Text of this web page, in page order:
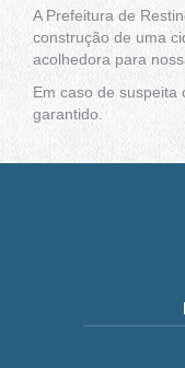
A Prefeitura de
construção de uma
acolhedora para
Em caso de suspeita
garantido.